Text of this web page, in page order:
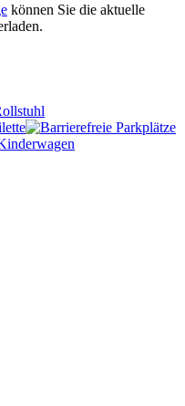
können Sie die aktuelle